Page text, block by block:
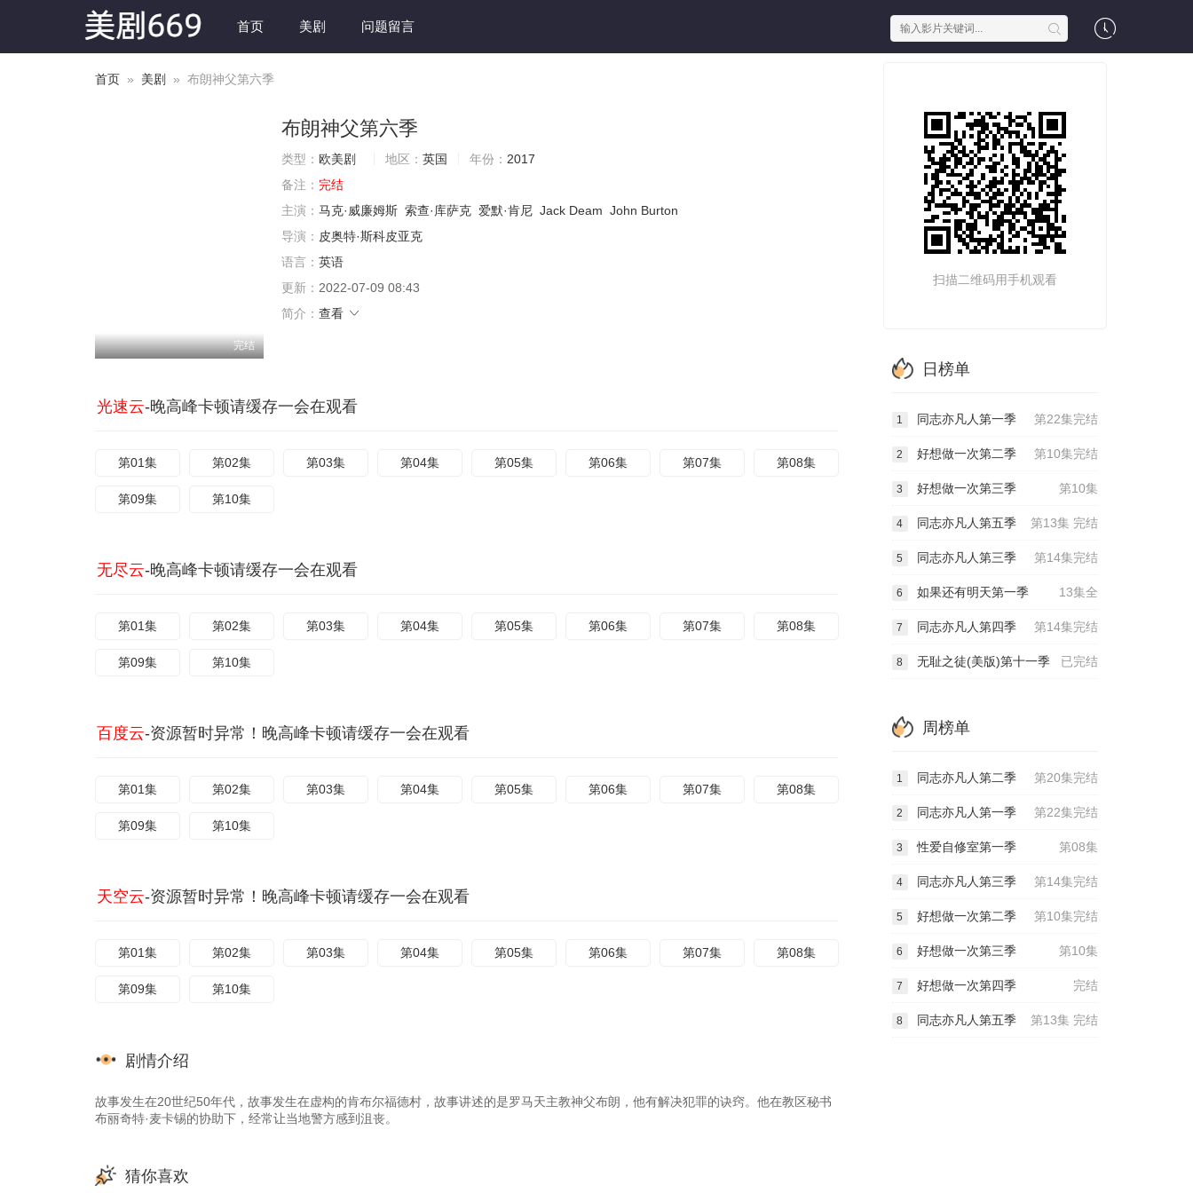
首页 美剧 问题留言
首页 » 美剧 » 布朗神父第六季
完结
布朗神父第六季
类型： 欧美剧 地区： 英国 年份： 2017
备注： 完结
主演： 马克·威廉姆斯 索查·库萨克 爱默·肯尼 Jack Deam John Burton
导演： 皮奥特·斯科皮亚克
语言： 英语
更新： 2022-07-09 08:43
简介： 查看
光速云-晚高峰卡顿请缓存一会在观看
第01集 第02集 第03集 第04集 第05集 第06集 第07集 第08集
第09集 第10集
无尽云-晚高峰卡顿请缓存一会在观看
第01集 第02集 第03集 第04集 第05集 第06集 第07集 第08集
第09集 第10集
百度云-资源暂时异常！晚高峰卡顿请缓存一会在观看
第01集 第02集 第03集 第04集 第05集 第06集 第07集 第08集
第09集 第10集
天空云-资源暂时异常！晚高峰卡顿请缓存一会在观看
第01集 第02集 第03集 第04集 第05集 第06集 第07集 第08集
第09集 第10集
剧情介绍
故事发生在20世纪50年代，故事发生在虚构的肯布尔福德村，故事讲述的是罗马天主教神父布朗，他有解决犯罪的诀窍。他在教区秘书
布丽奇特·麦卡锡的协助下，经常让当地警方感到沮丧。
猜你喜欢
扫描二维码用手机观看
日榜单
第22集完结
1 同志亦凡人第一季
第10集完结
2 好想做一次第二季
第10集
3 好想做一次第三季
第13集 完结
4 同志亦凡人第五季
第14集完结
5 同志亦凡人第三季
13集全
6 如果还有明天第一季
第14集完结
7 同志亦凡人第四季
已完结
8 无耻之徒(美版)第十一季
周榜单
第20集完结
1 同志亦凡人第二季
第22集完结
2 同志亦凡人第一季
第08集
3 性爱自修室第一季
第14集完结
4 同志亦凡人第三季
第10集完结
5 好想做一次第二季
第10集
6 好想做一次第三季
完结
7 好想做一次第四季
第13集 完结
8 同志亦凡人第五季